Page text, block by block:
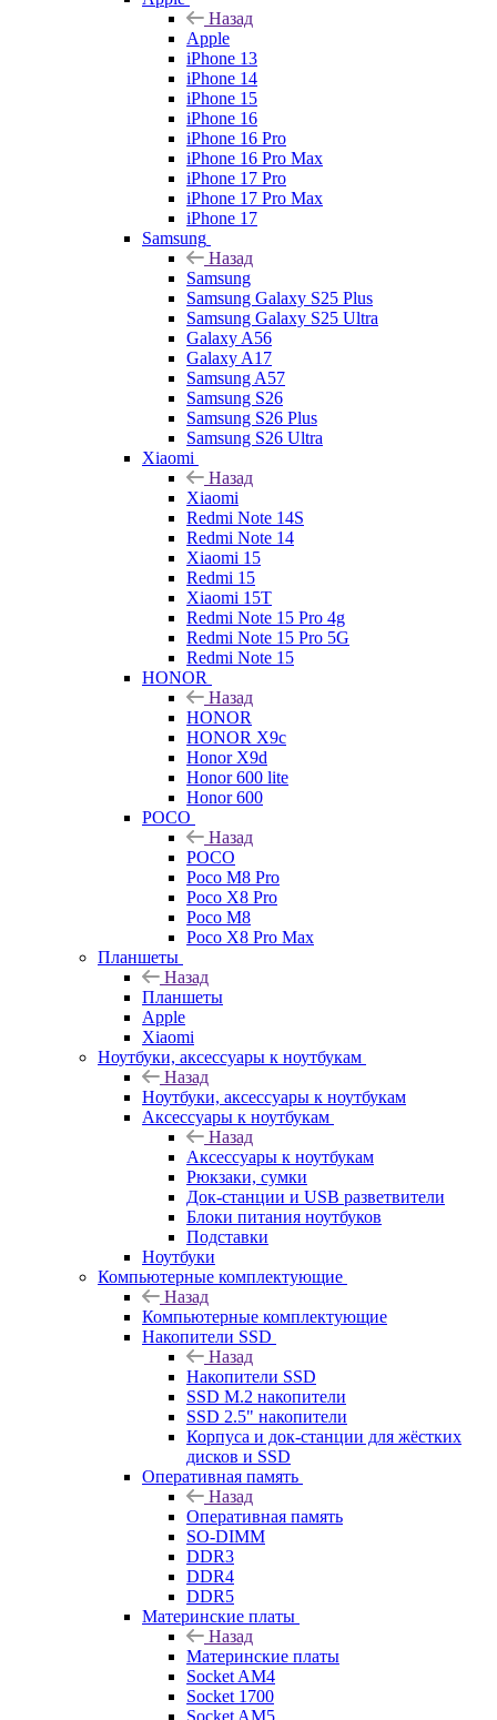
Назад
Apple
iPhone 13
iPhone 14
iPhone 15
iPhone 16
iPhone 16 Pro
iPhone 16 Pro Max
iPhone 17 Pro
iPhone 17 Pro Max
iPhone 17
Samsung
Назад
Samsung
Samsung Galaxy S25 Plus
Samsung Galaxy S25 Ultra
Galaxy A56
Galaxy A17
Samsung A57
Samsung S26
Samsung S26 Plus
Samsung S26 Ultra
Xiaomi
Назад
Xiaomi
Redmi Note 14S
Redmi Note 14
Xiaomi 15
Redmi 15
Xiaomi 15T
Redmi Note 15 Pro 4g
Redmi Note 15 Pro 5G
Redmi Note 15
HONOR
Назад
HONOR
HONOR X9c
Honor X9d
Honor 600 lite
Honor 600
POCO
Назад
POCO
Poco M8 Pro
Poco X8 Pro
Poco M8
Poco X8 Pro Max
Планшеты
Назад
Планшеты
Apple
Xiaomi
Ноутбуки, аксессуары к ноутбукам
Назад
Ноутбуки, аксессуары к ноутбукам
Аксессуары к ноутбукам
Назад
Аксессуары к ноутбукам
Рюкзаки, сумки
Док-станции и USB разветвители
Блоки питания ноутбуков
Подставки
Ноутбуки
Компьютерные комплектующие
Назад
Компьютерные комплектующие
Накопители SSD
Назад
Накопители SSD
SSD M.2 накопители
SSD 2.5" накопители
Корпуса и док-станции для жёстких
дисков и SSD
Оперативная память
Назад
Оперативная память
SO-DIMM
DDR3
DDR4
DDR5
Материнские платы
Назад
Материнские платы
Socket AM4
Socket 1700
Socket AM5